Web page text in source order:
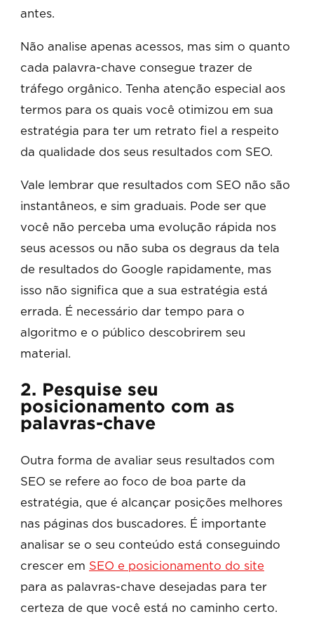
antes.
Não analise apenas acessos, mas sim o quanto
cada palavra-chave consegue trazer de
tráfego orgânico. Tenha atenção especial aos
termos para os quais você otimizou em sua
estratégia para ter um retrato fiel a respeito
da qualidade dos seus resultados com SEO.
Vale lembrar que resultados com SEO não são
instantâneos, e sim graduais. Pode ser que
você não perceba uma evolução rápida nos
seus acessos ou não suba os degraus da tela
de resultados do Google rapidamente, mas
isso não significa que a sua estratégia está
errada. É necessário dar tempo para o
algoritmo e o público descobrirem seu
material.
2. Pesquise seu
posicionamento com as
palavras-chave
Outra forma de avaliar seus resultados com
SEO se refere ao foco de boa parte da
estratégia, que é alcançar posições melhores
nas páginas dos buscadores. É importante
analisar se o seu conteúdo está conseguindo
crescer em SEO e posicionamento do site
para as palavras-chave desejadas para ter
certeza de que você está no caminho certo.